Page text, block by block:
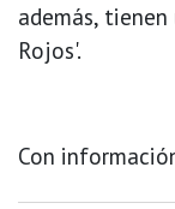
además,
Rojos'.
Con